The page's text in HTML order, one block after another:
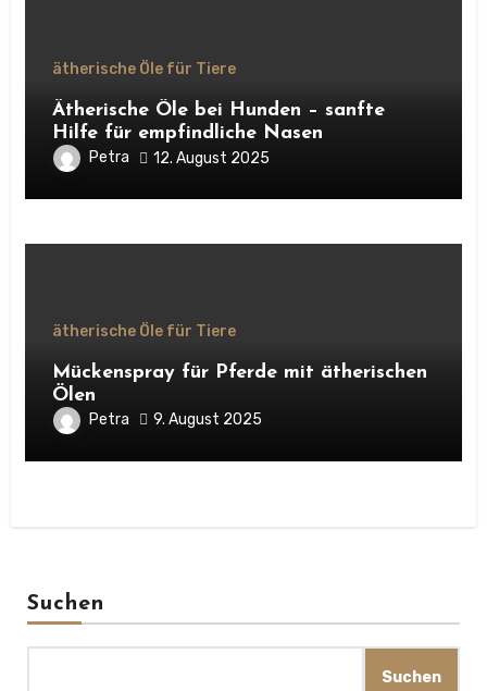
ätherische Öle für Tiere
Ätherische Öle bei Hunden – sanfte
Hilfe für empfindliche Nasen
Petra 12. August 2025
ätherische Öle für Tiere
Mückenspray für Pferde mit ätherischen
Ölen
Petra 9. August 2025
Suchen
Suchen